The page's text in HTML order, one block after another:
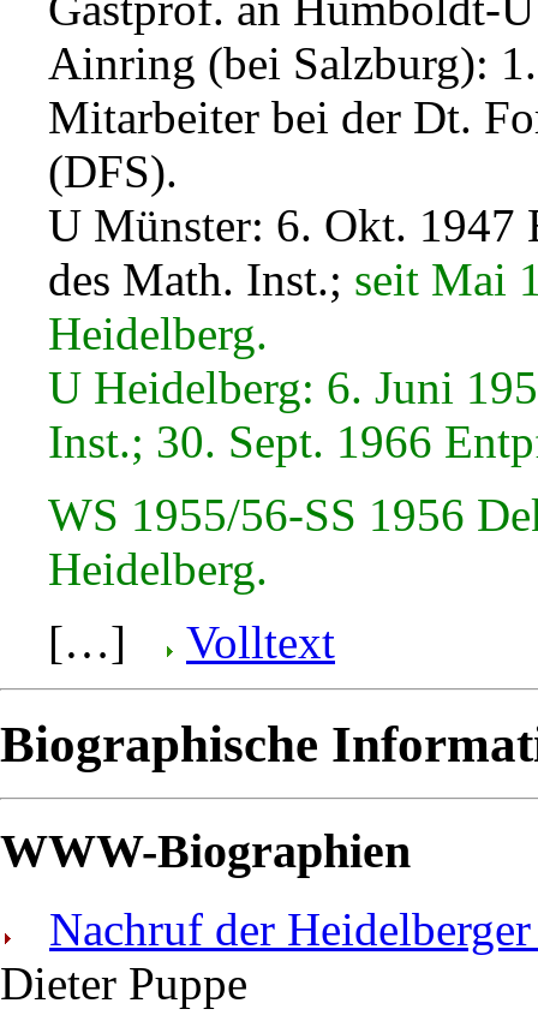
Ainring (bei Salzburg):
Mitarbeiter bei der Dt.
(DFS).
U Münster: 6. Okt. 1947
des Math. Inst.; seit Mai
Heidelberg.
U Heidelberg: 6. Juni
Inst.; 30. Sept. 1966
WS 1955/56-SS 1956
Heidelberg.
[…]
Volltext
Biographische
WWW-Biographien
Nachruf der
Dieter Puppe